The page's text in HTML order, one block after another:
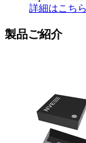
詳細はこちら
製品ご紹介